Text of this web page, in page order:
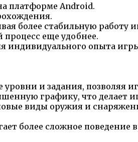
платформе Android.
более стабильную работу
еще удобнее.
индивидуального опыта
и задания, позволяя
графику, что
виды оружия и
более сложное поведение